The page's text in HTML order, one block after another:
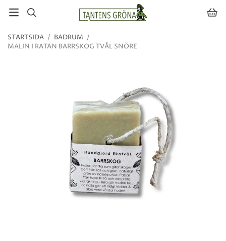
STARTSIDA / BADRUM /
MALIN I RATAN BARRSKOG TVÅL SNÖRE